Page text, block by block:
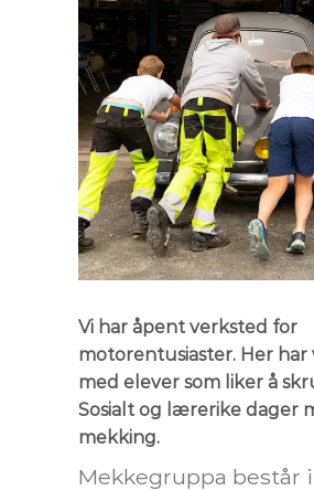
Vi har åpent verksted for
motorentusiaster. Her
med elever som liker å
Sosialt og lærerike dager
mekking.
Mekkegruppa består